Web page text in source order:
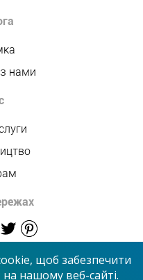
нами
щоб забезпечити
нашому веб-сайті.